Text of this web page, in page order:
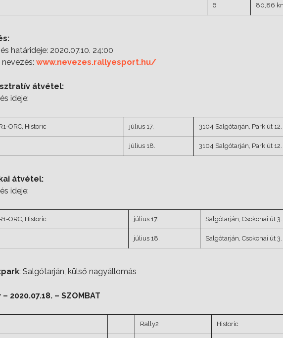
6 80,86
határideje: 2020.07.10. 24:00
www.nevezes.rallyesport.hu/
átvétel:
ideje:
ORC, Historic július 17. 3104 Salgótarján, Park út 12.
július 18. 3104 Salgótarján, Park út 12.
átvétel:
ideje:
ORC, Historic július 17. Salgótarján, Csokonai út 3.
július 18. Salgótarján, Csokonai út 3.
: Salgótarján, külső nagyállomás
2020.07.18. – SZOMBAT
Rally2 Historic